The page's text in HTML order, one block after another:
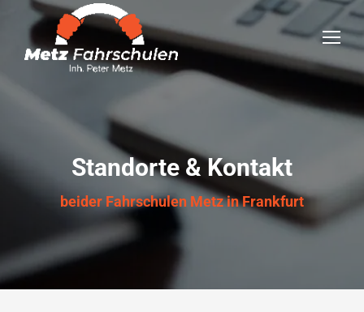
Standorte & Kontakt
beider Fahrschulen Metz in Frankfurt